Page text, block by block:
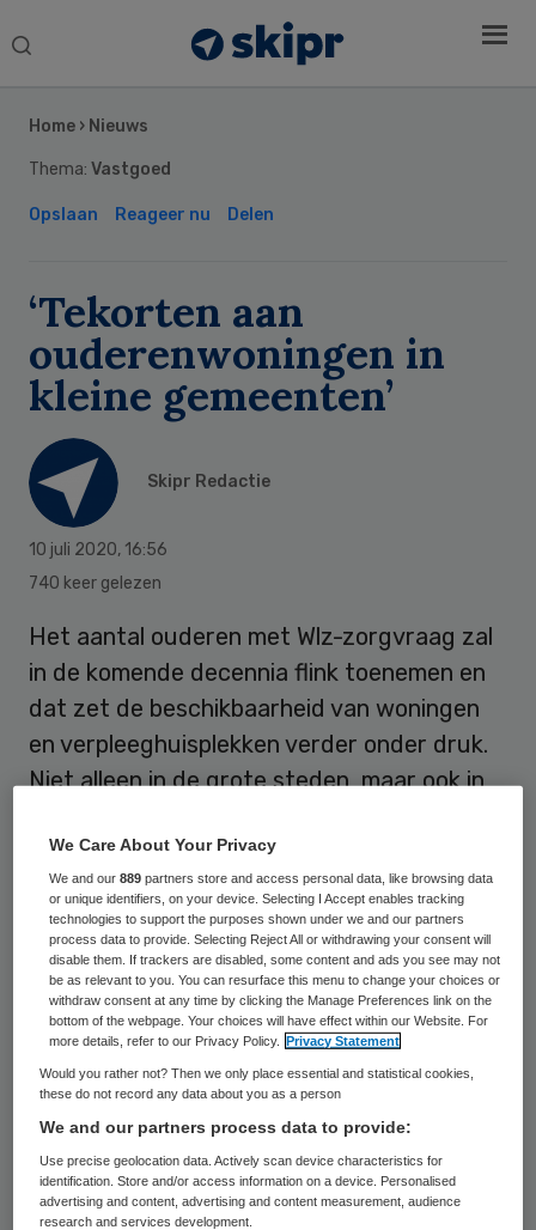
Search
Home › Nieuws
Thema: Vastgoed
Opslaan Reageer nu Delen
‘Tekorten aan
ouderenwoningen in
kleine gemeenten’
Skipr Redactie
10 juli 2020, 16:56
740 keer gelezen
Het aantal ouderen met Wlz-zorgvraag zal
in de komende decennia flink toenemen en
dat zet de beschikbaarheid van woningen
en verpleeghuisplekken verder onder druk.
Niet alleen in de grote steden, maar ook in
van vastgoedadviseur Hevo.
Volgens het marktonderzoek hebben
gemeenten een flinke uitdaging ten aanzien
van de woonruimte voor ouderen. Richting
2040 zou door de vergrijzing en de ouder
wordende bevolking de vraag naar
ouderenzorg in kleine gemeenten
verdubbelen in lijn met de ontwikkeling van
het aantal 80-plussers daar.
Sidebar
We Care About Your Privacy
We and our889 partners store and access personal data, like browsing data
or unique identifiers, on your device. Selecting I Accept enables tracking
technologies to support the purposes shown under we and our partners
process data to provide. Selecting Reject All or withdrawing your consent will
disable them. If trackers are disabled, some content and ads you see may not
be as relevant to you. You can resurface this menu to change your choices or
withdraw consent at any time by clicking the Manage Preferences link on the
bottom of the webpage. Your choices will have effect within our Website. For
more details, refer to our Privacy Policy.
Privacy Statement
Would you rather not? Then we only place essential and statistical cookies,
these do not record any data about you as a person
We and our partners process data to provide:
Use precise geolocation data. Actively scan device characteristics for
identification. Store and/or access information on a device. Personalised
advertising and content, advertising and content measurement, audience
research and services development.